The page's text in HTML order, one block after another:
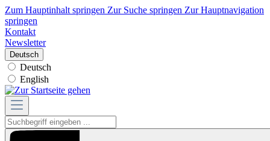
Zum Hauptinhalt springen Zur Suche springen Zur Hauptnavigation
springen
Kontakt
Newsletter
Deutsch
Deutsch
English